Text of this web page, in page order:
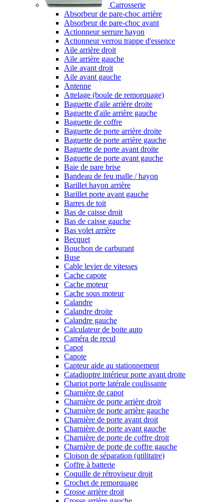
Carrosserie
Absorbeur de pare-choc arrière
Absorbeur de pare-choc avant
Actionneur serrure hayon
Actionneur verrou trappe d'essence
Aile arrière droit
Aile arrière gauche
Aile avant droit
Aile avant gauche
Antenne
Attelage (boule de remorquage)
Baguette d'aile arrière droite
Baguette d'aile arrière gauche
Baguette de coffre
Baguette de porte arrière droite
Baguette de porte arrière gauche
Baguette de porte avant droite
Baguette de porte avant gauche
Baie de pare brise
Bandeau de feu malle / hayon
Barillet hayon arrière
Barillet porte avant gauche
Barres de toit
Bas de caisse droit
Bas de caisse gauche
Bas volet arrière
Becquet
Bouchon de carburant
Buse
Cable levier de vitesses
Cache capote
Cache moteur
Cache sous moteur
Calandre
Calandre droite
Calandre gauche
Calculateur de boite auto
Caméra de recul
Capot
Capote
Capteur aide au stationnement
Catadioptre intérieur porte avant droite
Chariot porte latérale coulissante
Charnière de capot
Charnière de porte arrière droit
Charnière de porte arrière gauche
Charnière de porte avant droit
Charnière de porte avant gauche
Charnière de porte de coffre droit
Charnière de porte de coffre gauche
Cloison de séparation (utilitaire)
Coffre à batterie
Coquille de rétroviseur droit
Crochet de remorquage
Crosse arrière droit